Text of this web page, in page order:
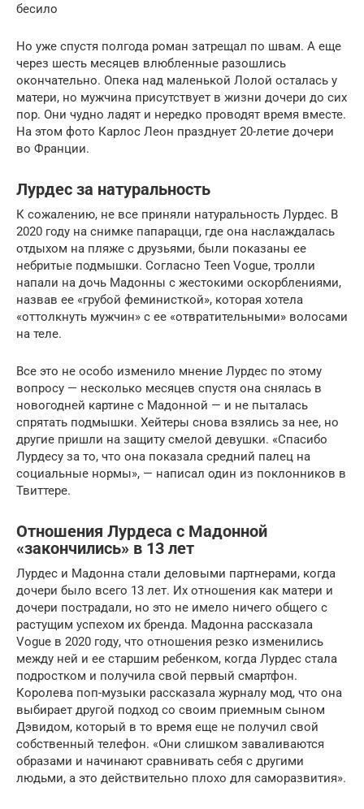
бесило
Но уже спустя полгода роман затрещал по швам. А еще
через шесть месяцев влюбленные разошлись
окончательно. Опека над маленькой Лолой осталась у
матери, но мужчина присутствует в жизни дочери до сих
пор. Они чудно ладят и нередко проводят время вместе.
На этом фото Карлос Леон празднует 20-летие дочери
во Франции.
Лурдес за натуральность
К сожалению, не все приняли натуральность Лурдес. В
2020 году на снимке папарацци, где она наслаждалась
отдыхом на пляже с друзьями, были показаны ее
небритые подмышки. Согласно Teen Vogue, тролли
напали на дочь Мадонны с жестокими оскорблениями,
назвав ее «грубой феминисткой», которая хотела
«оттолкнуть мужчин» с ее «отвратительными» волосами
на теле.
Все это не особо изменило мнение Лурдес по этому
вопросу — несколько месяцев спустя она снялась в
новогодней картине с Мадонной — и не пыталась
спрятать подмышки. Хейтеры снова взялись за нее, но
другие пришли на защиту смелой девушки. «Спасибо
Лурдесу за то, что она показала средний палец на
социальные нормы», — написал один из поклонников в
Твиттере.
Отношения Лурдеса с Мадонной
«закончились» в 13 лет
Лурдес и Мадонна стали деловыми партнерами, когда
дочери было всего 13 лет. Их отношения как матери и
дочери пострадали, но это не имело ничего общего с
растущим успехом их бренда. Мадонна рассказала
Vogue в 2020 году, что отношения резко изменились
между ней и ее старшим ребенком, когда Лурдес стала
подростком и получила свой первый смартфон.
Королева поп-музыки рассказала журналу мод, что она
выбирает другой подход со своим приемным сыном
Дэвидом, который в то время еще не получил свой
собственный телефон. «Они слишком заваливаются
образами и начинают сравнивать себя с другими
людьми, а это действительно плохо для саморазвития».